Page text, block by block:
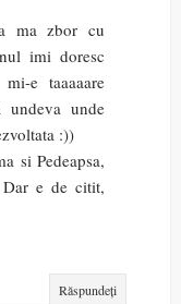
ma zbor cu
imi doresc
e taaaaare
unde
:))
si Pedeapsa,
e de citit,
Răspundeți